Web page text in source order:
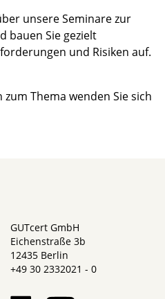
unsere Seminare zur
bauen Sie gezielt
und Risiken auf.
Thema wenden Sie sich
GUTcert GmbH
Eichenstraße 3b
12435 Berlin
+49 30 2332021 - 0